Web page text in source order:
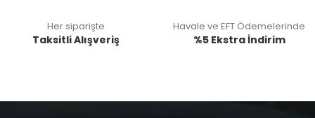
Her siparişte
Taksitli Alışveriş
Havale ve EFT Ödemelerinde
%5 Ekstra İndirim